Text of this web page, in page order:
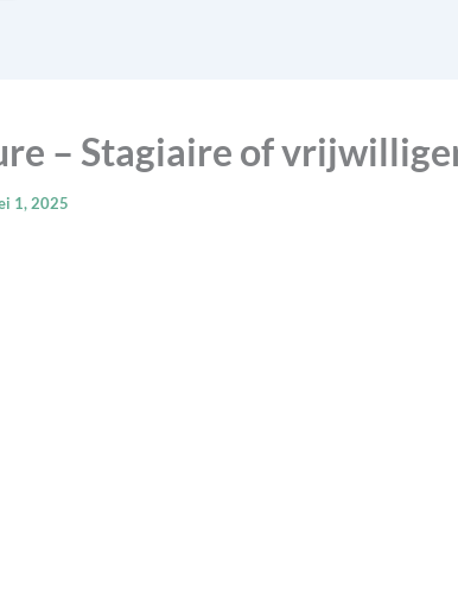
– Stagiaire of
1, 2025